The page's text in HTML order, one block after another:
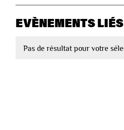
EVÈNEMENTS LIÉS
Pas de résultat pour votre